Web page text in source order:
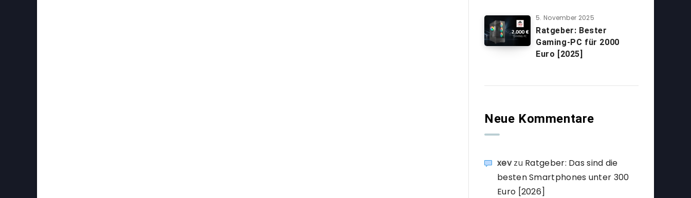
5. November 2025
Ratgeber: Bester
Gaming-PC für 2000
Euro [2025]
Neue Kommentare
xevzu Ratgeber: Das sind die
besten Smartphones unter 300
Euro [2026]